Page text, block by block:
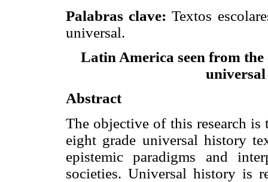
Palabras clave: Textos
universal.
Latin America seen from
Abstract
The objective of this research
eight grade universal history
epistemic paradigms and
societies. Universal history is